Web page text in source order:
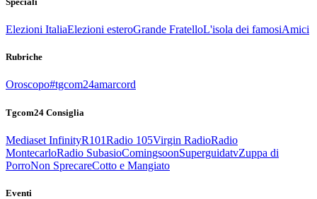
Elezioni ItaliaElezioni esteroGrande FratelloL'isola dei famosiAmici
Rubriche
Oroscopo#tgcom24amarcord
Tgcom24 Consiglia
Mediaset InfinityR101Radio 105Virgin RadioRadio
MontecarloRadio SubasioComingsoonSuperguidatvZuppa di
PorroNon SprecareCotto e Mangiato
Eventi